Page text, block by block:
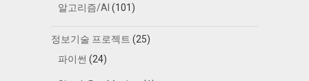
알고리즘/AI (101)
정보기술 프로젝트 (25)
파이썬 (24)